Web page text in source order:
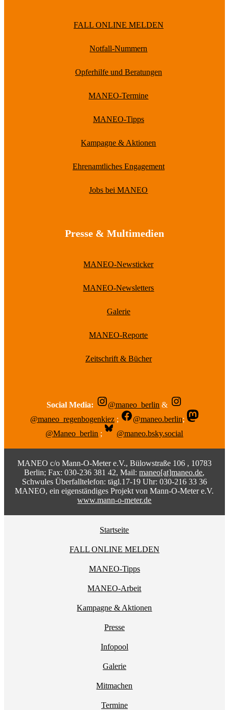
FALL ONLINE MELDEN
Notfall-Nummern
Opferhilfe und Beratungen
MANEO-Termine
MANEO-Tipps
Kampagne & Aktionen
Ehrenamtliches Engagement
Jobs bei MANEO
Presse & Multimedien
MANEO-Newsticker
MANEO-Newsletters
Galerie
MANEO-Reporte
Zeitschrift & Bücher
Social Media: @maneo_berlin &
@maneo_regenbogenkiez ; @maneo.berlin;
@Maneo_berlin ; @maneo.bsky.social
MANEO c/o Mann-O-Meter e.V., Bülowstraße 106 , 10783
Berlin; Fax: 030-236 381 42, Mail:maneo[at]maneo.de,
Schwules Überfalltelefon: tägl.17-19 Uhr: 030-216 33 36
MANEO, ein eigenständiges Projekt von Mann-O-Meter e.V.
www.mann-o-meter.de
Startseite
FALL ONLINE MELDEN
MANEO-Tipps
MANEO-Arbeit
Kampagne & Aktionen
Presse
Infopool
Galerie
Mitmachen
Termine